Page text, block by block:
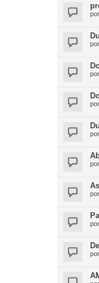
por
por
por
por
por
por
por
por
por